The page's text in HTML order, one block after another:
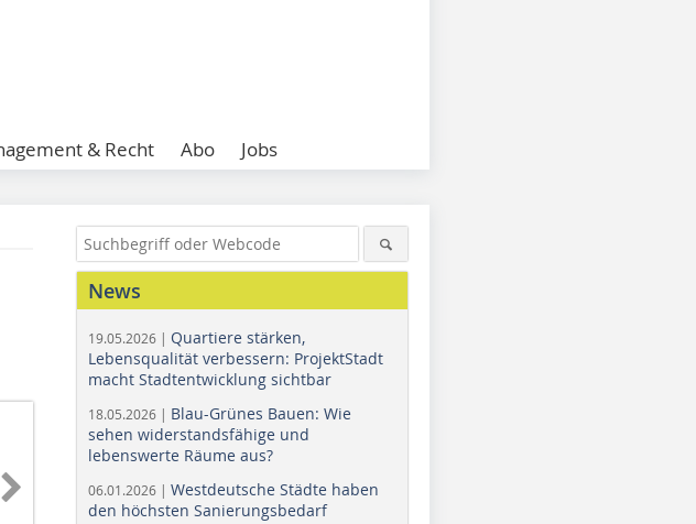
& Recht Abo Jobs
News
19.05.2026 | Quartiere stärken,
Lebensqualität verbessern: ProjektStadt
macht Stadtentwicklung sichtbar
18.05.2026 | Blau-Grünes Bauen: Wie
sehen widerstandsfähige und
lebenswerte Räume aus?
06.01.2026 | Westdeutsche Städte haben
den höchsten Sanierungsbedarf